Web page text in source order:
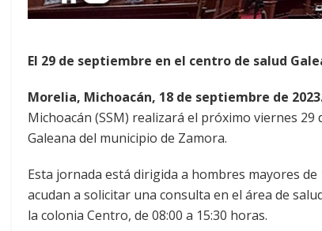
El 29 de septiembre en el centro de salud
Morelia, Michoacán, 18 de septiembre de
Michoacán (SSM) realizará el próximo viernes
Galeana del municipio de Zamora.
Esta jornada está dirigida a hombres mayores
acudan a solicitar una consulta en el área de
la colonia Centro, de 08:00 a 15:30 horas.